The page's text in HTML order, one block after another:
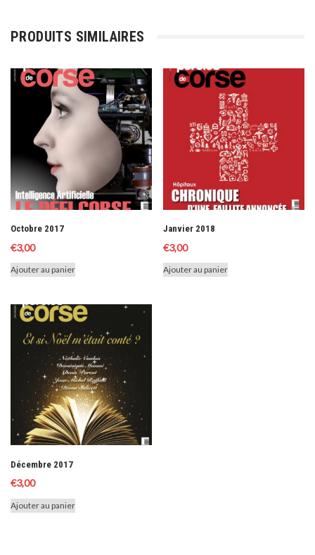
PRODUITS SIMILAIRES
Octobre 2017
€3,00
Ajouter au panier
Janvier 2018
€3,00
Ajouter au panier
Décembre 2017
€3,00
Ajouter au panier